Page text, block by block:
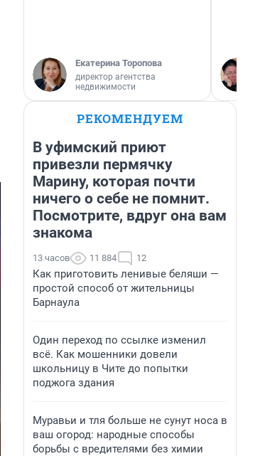
Екатерина Торопова
директор агентства
недвижимости
РЕКОМЕНДУЕМ
В уфимский приют
привезли пермячку
Марину, которая почти
ничего о себе не помнит.
Посмотрите, вдруг она вам
знакома
13 часов 11 884 12
Как приготовить ленивые беляши —
простой способ от жительницы
Барнаула
Один переход по ссылке изменил
всё. Как мошенники довели
школьницу в Чите до попытки
поджога здания
Муравьи и тля больше не сунут носа в
ваш огород: народные способы
борьбы с вредителями без химии